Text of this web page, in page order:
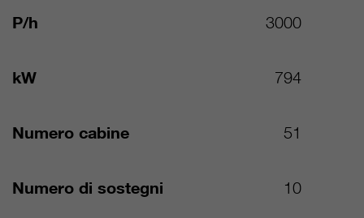
P/h 3000
kW 794
Numero cabine 51
Numero di sostegni 10